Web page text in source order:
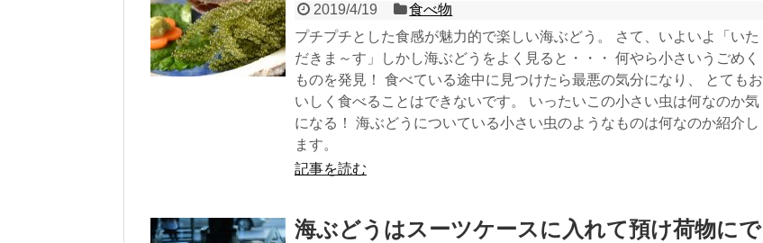
2019/4/19
食べ物
プチプチとした食感が魅力的で楽しい海ぶどう。 さて、いよいよ「いた
だきま～す」しかし海ぶどうをよく見ると・・・ 何やら小さいうごめく
ものを発見！ 食べている途中に見つけたら最悪の気分になり、 とてもお
いしく食べることはできないです。 いったいこの小さい虫は何なのか気
になる！ 海ぶどうについている小さい虫のようなものは何なのか紹介し
ます。
記事を読む
海ぶどうはスーツケースに入れて預け荷物にで